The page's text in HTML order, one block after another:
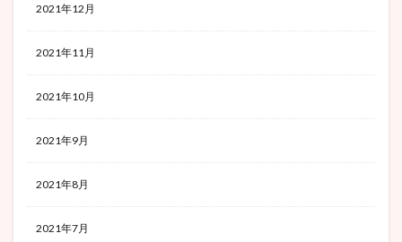
2021年12月
2021年11月
2021年10月
2021年9月
2021年8月
2021年7月